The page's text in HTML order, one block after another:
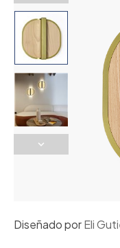
Diseñado porEli